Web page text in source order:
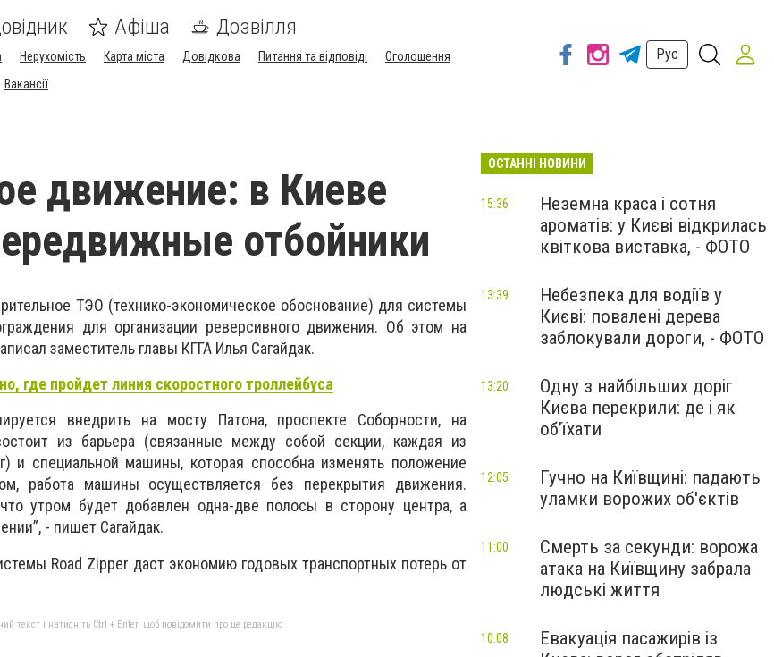
Афіша Дозвілля
Нерухомість Карта міста Довідкова Питання та відповіді
Оголошення
Вакансії
Рус
движение: в Киеве
отбойники
ТЭО (технико-экономическое обоснование) для системы
для организации реверсивного движения. Об этом на
заместитель главы КГГА Илья Сагайдак.
где пройдет линия скоростного троллейбуса
внедрить на мосту Патона, проспекте Соборности, на
из барьера (связанные между собой секции, каждая из
и специальной машины, которая способна изменять положение
работа машины осуществляется без перекрытия движения.
утром будет добавлен одна-две полосы в сторону центра, а
- пишет Сагайдак.
Road Zipper даст экономию годовых транспортных потерь от
текст і натисніть Ctrl + Enter, щоб повідомити про це редакцію
ОСТАННІ НОВИНИ
Неземна краса і сотня
ароматів: у Києві відкрилась
квіткова виставка, - ФОТО
15:36
Небезпека для водіїв у
Києві: повалені дерева
заблокували дороги, - ФОТО
13:39
Одну з найбільших доріг
Києва перекрили: де і як
об’їхати
13:20
Гучно на Київщині: падають
уламки ворожих об'єктів
12:05
Смерть за секунди: ворожа
атака на Київщину забрала
людські життя
11:00
Евакуація пасажирів із
10:08